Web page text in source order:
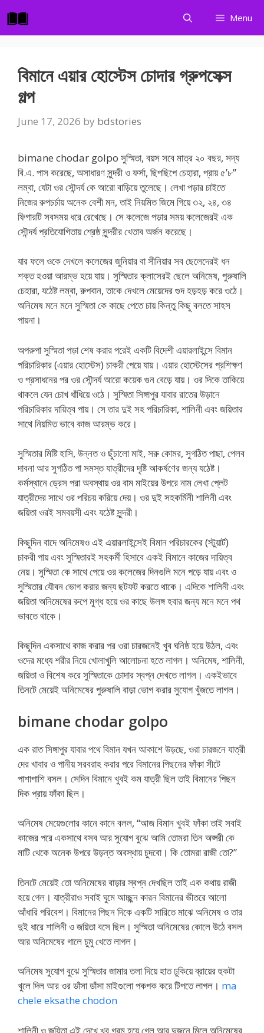
to
content
Menu
বিমানে এয়ার হোস্টেস চোদার গ্রুপসেক্স
গল্প
June 17, 2026 by bdstories
bimane chodar golpo সুস্মিতা, বয়স সবে মাত্র ২০ বছর, সদ্য
বি.এ. পাস করেছে, অসাধারণ সুন্দরী ও ফর্সা, ছিপছিপে চেহারা, প্রায় ৫’৮”
লম্বা, যেটা ওর সৌন্দর্য কে আরো বাড়িয়ে তুলেছে। লেখা পড়ার চাইতে
নিজের রুপচর্চায় অনেক বেশী মন, তাই নিয়মিত জিমে গিয়ে ৩২, ২৪, ৩৪
ফিগারটি সবসময় ধরে রেখেছে। সে কলেজে পড়ার সময় কলেজেরই এক
সৌন্দর্য প্রতিযোগিতায় শ্রেষ্ঠ সুন্দরীর খেতাব অর্জন করেছে।
যার ফলে ওকে দেখলে কলেজের জুনিয়ার বা সীনিয়ার সব ছেলেদেরই ধন
শক্ত হওয়া আরম্ভ হয়ে যায়। সুস্মিতার ক্লাসেরই ছেলে অনিমেষ, পুরুষালি
চেহারা, যঠেষ্ট লম্বা, রুপবান, তাকে দেখলে মেয়েদের গুদ হড়হড় করে ওঠে।
অনিমেষ মনে মনে সুস্মিতা কে কাছে পেতে চায় কিন্তু কিছু বলতে সাহস
পায়না।
অপরুপা সুস্মিতা পড়া শেষ করার পরেই একটি বিদেশী এয়ারলাইন্সে বিমান
পরিচারিকার (এয়ার হোস্টেস) চাকরী পেয়ে যায়। এয়ার হোস্টেসের প্রশিক্ষণ
ও প্রসাধনের পর ওর সৌন্দর্য আরো কয়েক গুন বেড়ে যায়। ওর দিকে তাকিয়ে
থাকলে যেন চোখ ধাঁধিয়ে ওঠে। সুস্মিতা সিঙ্গাপুর যাবার রাতের উড়ানে
পরিচারিকার দায়িত্ব পায়। সে তার দুই সহ পরিচারিকা, শালিনী এবং জয়িতার
সাথে নিয়মিত ভাবে কাজ আরম্ভ করে।
সুস্মিতার মিষ্টি হাসি, উন্নত ও ছুঁচালো মাই, সরু কোমর, সুগঠিত পাছা, পেলব
দাবনা আর সুগঠিত পা সমস্ত যাত্রীদের দৃষ্টি আকর্ষণের জন্য যঠেষ্ট।
কর্মস্থানে ড্রেস পরা অবস্থায় ওর বাম মাইয়ের উপরে নাম লেখা প্লেট
যাত্রীদের সাথে ওর পরিচয় করিয়ে দেয়। ওর দুই সহকর্মিনী শালিনী এবং
জয়িতা ওরই সমবয়সী এবং যঠেষ্ট সুন্দরী।
কিছুদিন বাদে অনিমেষও এই এয়ারলাইন্সেই বিমান পরিচারকের (স্টুয়ার্ট)
চাকরী পায় এবং সুস্মিতারই সহকর্মী হিসাবে একই বিমানে কাজের দায়িত্ব
নেয়। সুস্মিতা কে সাথে পেয়ে ওর কলেজের দিনগুলি মনে পড়ে যায় এবং ও
সুস্মিতার যৌবন ভোগ করার জন্য ছটফট করতে থাকে। এদিকে শালিনী এবং
জয়িতা অনিমেষের রুপে মুগ্ধ হয়ে ওর কাছে উলঙ্গ হবার জন্য মনে মনে পথ
ভাবতে থাকে।
কিছুদিন একসাথে কাজ করার পর ওরা চারজনেই খুব ঘনিষ্ঠ হয়ে উঠল, এবং
ওদের মধ্যে শরীর নিয়ে খোলাখুলি আলোচনা হতে লাগল। অনিমেষ, শালিনী,
জয়িতা ও বিশেষ করে সুস্মিতাকে চোদার স্বপ্ন দেখতে লাগল। একইভাবে
তিনটে মেয়েই অনিমেষের পুরুষালি বাড়া ভোগ করার সুযোগ খুঁজতে লাগল।
bimane chodar golpo
এক রাত সিঙ্গাপুর যাবার পথে বিমান যখন আকাশে উড়ছে, ওরা চারজনে যাত্রী
দের খাবার ও পানীয় সরবরাহ করার পরে বিমানের পিছনের ফাঁকা সীটে
পাশাপাশি বসল। সেদিন বিমানে খুবই কম যাত্রী ছিল তাই বিমানের পিছন
দিক প্রায় ফাঁকা ছিল।
অনিমেষ মেয়েগুলোর কানে কানে বলল, “আজ বিমান খুবই ফাঁকা তাই সবাই
কাজের পরে একসাথে বসব আর সুযোগ বুঝে আমি তোমরা তিন অপ্সরী কে
মাটি থেকে অনেক উপরে উড়ন্ত অবস্থায় চুদবো। কি তোমরা রাজী তো?”
তিনটে মেয়েই তো অনিমেষের বাড়ার স্বপ্ন দেখছিল তাই এক কথায় রাজী
হয়ে গেল। যাত্রীরাও সবাই ঘুমে আচ্ছ্ন্ন কারন বিমানের ভীতরে আলো
আঁধারি পরিবেশ। বিমানের পিছন দিকে একটি সারিতে মাঝে অনিমেষ ও তার
দুই ধারে শালিনী ও জয়িতা বসে ছিল। সুস্মিতা অনিমেষের কোলে উঠে বসল
আর অনিমেষের গালে চুমু খেতে লাগল।
অনিমেষ সুযোগ বুঝে সুস্মিতার জামার তলা দিয়ে হাত ঢুকিয়ে ব্রায়ের হুকটা
খুলে দিল আর ওর ডাঁসা ডাঁসা মাইগুলো পকপক করে টিপতে লাগল। ma
chele eksathe chodon
শালিনী ও জয়িতা এই দেখে খুব গরম হয়ে গেল আর দুজনে মিলে অনিমেষের